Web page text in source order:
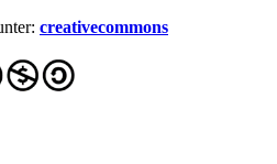
creativecommons